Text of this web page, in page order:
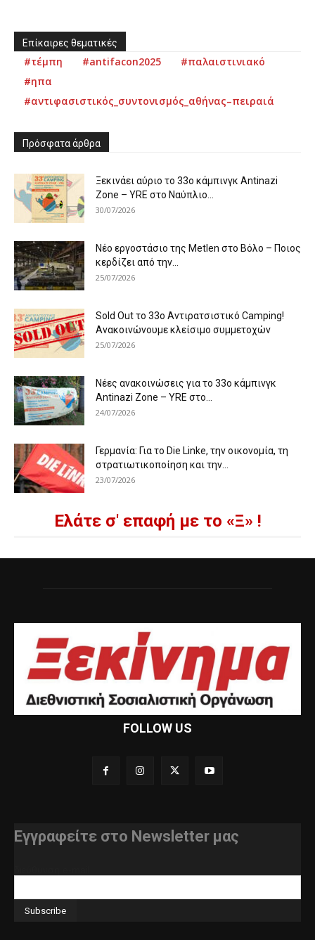
Επίκαιρες θεματικές
#τέμπη #antifacon2025
#παλαιστινιακό
#ηπα
#αντιφασιστικός_συντονισμός_αθήνας–πειραιά
Πρόσφατα άρθρα
Ξεκινάει αύριο το 33ο κάμπινγκ Antinazi
Zone – YRE στο Ναύπλιο...
30/07/2026
Νέο εργοστάσιο της Metlen στο Βόλο – Ποιος
κερδίζει από την...
25/07/2026
Sold Out το 33ο Αντιρατσιστικό Camping!
Ανακοινώνουμε κλείσιμο συμμετοχών
25/07/2026
Νέες ανακοινώσεις για το 33ο κάμπινγκ
Antinazi Zone – YRE στο...
24/07/2026
Γερμανία: Για το Die Linke, την οικονομία, τη
στρατιωτικοποίηση και την...
23/07/2026
Ελάτε σ' επαφή με το «Ξ» !
FOLLOW US
Εγγραφείτε στο Newsletter μας